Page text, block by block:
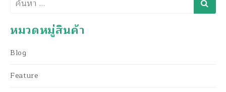
หมวดหมู่สินค้า
Blog
Feature